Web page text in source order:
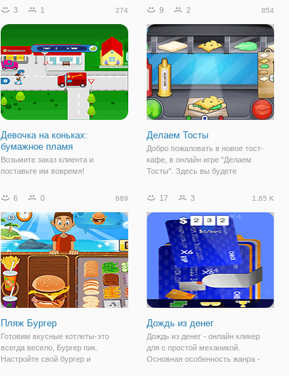
блюд в итальянской кухне! Теперь
лихорадки, жизни снова поселился
пиксельной графике, где вы
Ваше заведение открылось
недавно, но посетители
3 1 274
Девочка на коньках:
бумажное пламя
Возьмите заказ клиента и
поставьте им вовремя!
9 2 854
Делаем Тосты
Добро пожаловать в новое тост-
кафе, в онлайн игре "Делаем
Тосты". Здесь вы будете
повара, который будет угощать
тостами. Проверьте, сможете ли
вы идти в ногу со
6 0 689
Пляж Бургер
Готовим вкусные котлеты-это
всегда весело, Бургер пик.
Настройте свой бургер и
17 3 1.65 K
Дождь из денег
Дождь из денег - онлайн кликер
для с простой механикой.
Основная особенность жанра -